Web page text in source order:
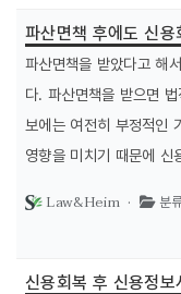
파산면책 후에도 신
파산면책을 받았다고 해
다. 파산면책을 받으면
보에는 여전히 부정적인
영향을 미치기 때문에
Law&Heim · 분
신용회복 후 신용정